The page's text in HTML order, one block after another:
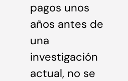
pagos unos
años antes de
una
investigación
actual, no se